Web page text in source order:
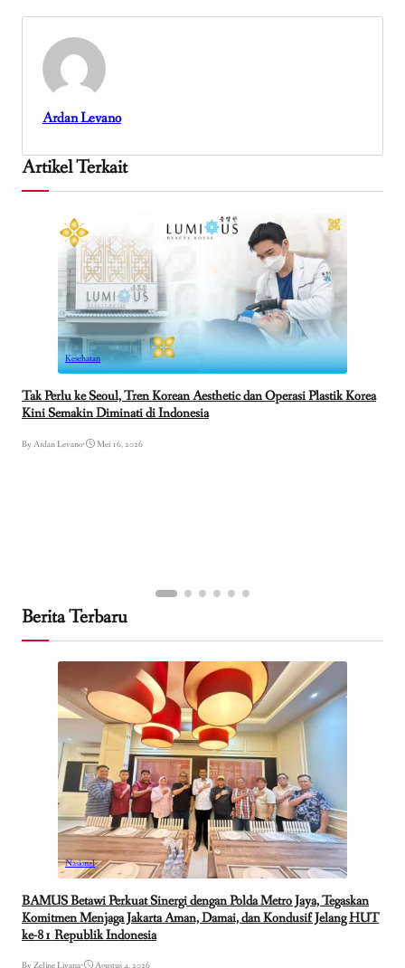
Ardan Levano
Artikel Terkait
Kesehatan
Tak Perlu ke Seoul, Tren Korean Aesthetic dan Operasi Plastik Korea
Kini Semakin Diminati di Indonesia
By Ardan Levano• Mei 16, 2026
Berita Terbaru
Nasional
BAMUS Betawi Perkuat Sinergi dengan Polda Metro Jaya, Tegaskan
Komitmen Menjaga Jakarta Aman, Damai, dan Kondusif Jelang HUT
ke-81 Republik Indonesia